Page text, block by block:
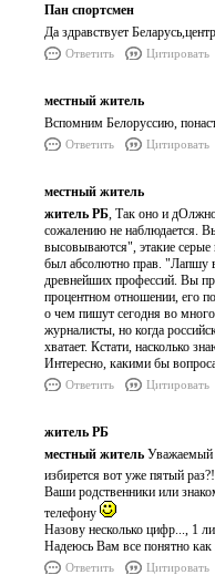
Пан спортсмен
Да здравствует
Ответить Цитировать
местный житель
Вспомним Белоруссию,
Ответить Цитировать
местный житель
житель РБ, Так оно и дОлжно
сожалению не наблюдается.
высовываются", этакие
был абсолютно прав. "Лапшу
древнейших профессий. Вы
процентном отношении, его
о чем пишут сегодня во
журналисты, но когда
хватает. Кстати, насколько
Интересно, какими бы
Ответить Цитировать
житель РБ
местный житель Уважаемый
избирется вот уже пятый раз?!
Ваши родственники или
телефону
Назову несколько цифр..., 1
Надеюсь Вам все понятно как
Ответить Цитировать